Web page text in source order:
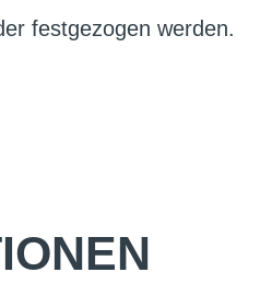
festgezogen werden.